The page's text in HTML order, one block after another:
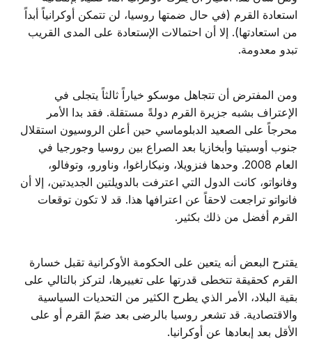
استعادة القرم (في حال ضمتها روسيا، لن تتمكن أوكرانياً أبداً
من استعادتها). إلا أن احتمالات الإستعادة على المدى القريب
تبدو معدومة.
ومن المفترض أن تتجاهل موسكو خياراً ثالثاً يتجلى في
الإعتراف بشبه جزيرة القرم دولةً مستقلة. فقد بدا الأمر
محرجاً على الصعيد الدبلوماسي حين أعلن الروسيون استقلال
جنوب أوسيتيا وأبخازيا بعد الصراع بين روسيا وجورجيا في
العام 2008. وحدها فنزويلا، ونيكاراغوا، وناورو، وتوفالو،
وفانواتو، كانت الدول التي اعترفت بالدويلتين الجديدتين، إلا أن
فانواتو تراجعت لاحقاً عن اعترافها هذا. قد لا تكون توقعات
القرم أفضل من ذلك بكثير.
يقترح البعض أنه يتعين على الحكومة الأوكرانية تقبل خسارة
القرم كحقيقة تتخطى قدرتها على تغييرها، لتركز بالتالي على
بقية البلاد، الأمر الذي يطرح الكثير من التحديات السياسية
والاقتصادية. قد تشعر روسيا بالرضى بعد ضمّ القرم أو على
الأقل بعد إبعادها عن أوكرانيا.